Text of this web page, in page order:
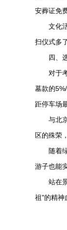
安葬证免
文化
扫仪式多
四、
对于
墓款的
距停车场
与北
区的殊荣
随着
游子也能
站在
祖"的精神